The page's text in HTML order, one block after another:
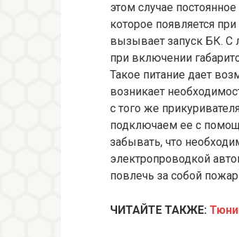
этом случае
которое появляется
вызывает запуск БК. С
при включении
Такое питание дает
возникает
с того же
подключаем ее с
забывать, что
электропроводкой
повлечь за собой
ЧИТАЙТЕ ТАКЖЕ: